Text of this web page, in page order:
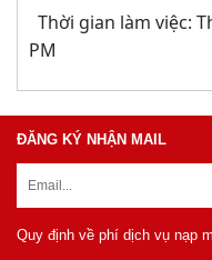
Thời gian làm việc:
PM
ĐĂNG KÝ NHẬN MAIL
Quy định về phí dịch vụ nạp